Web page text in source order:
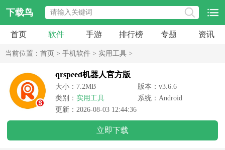
下载鸟
首页 软件 手游 排行榜 专题 资讯
当前位置： 首页 > 手机软件 > 实用工具 >
qrspeed机器人官方版
大小：7.2MB
版本：v3.6.6
类别： 实用工具
系统：Android
更新：2026-08-03 12:44:36
立即下载